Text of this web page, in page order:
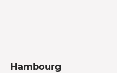
Hambourg